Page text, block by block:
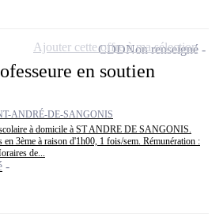
en soutien
ANDRÉ-DE-SANGONIS
à domicile à ST ANDRE DE SANGONIS.
3ème à raison d'1h00, 1 fois/sem. Rémunération :
de...
CDDNon renseigné
Ajouter cette offre à ma sélection